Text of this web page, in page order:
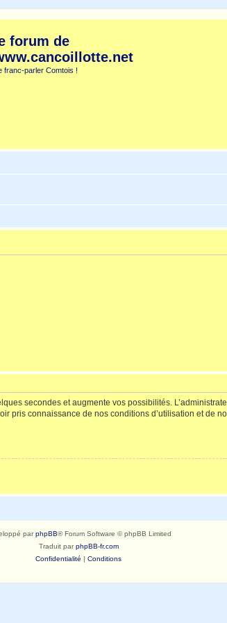
forum de
franc-parler Comtois !
secondes et augmente vos possibilités.
pris connaissance de nos conditions d’utilisation et de
parphpBB® Forum Software © phpBB Limited
Traduit parphpBB-fr.com
Confidentialité | Conditions